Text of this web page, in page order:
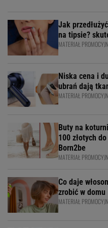
Jak
na tipsie?
MATERIAŁ
Niska cena i
ubrań dają
MATERIAŁ
Buty na
100 złotych
Born2be
MATERIAŁ
Co daje
zrobić w domu
MATERIAŁ